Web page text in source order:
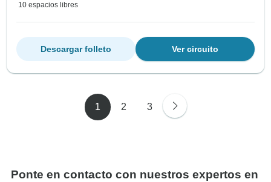
10 espacios libres
Ver circuito
Descargar folleto
1 2 3
Ponte en contacto con nuestros expertos en